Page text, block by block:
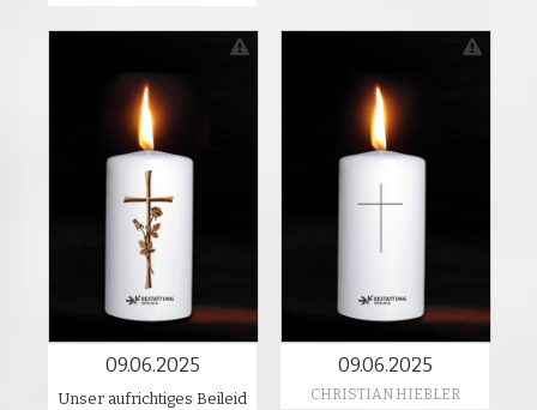
09.06.2025
Unser aufrichtiges Beileid
09.06.2025
CHRISTIAN HIEBLER